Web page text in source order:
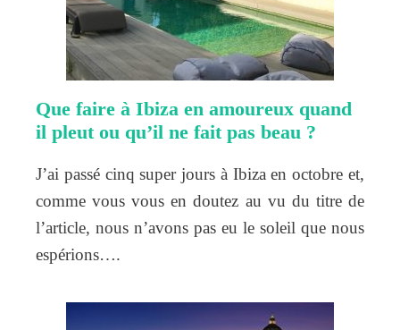
Que faire à Ibiza en amoureux quand
il pleut ou qu’il ne fait pas beau ?
J’ai passé cinq super jours à Ibiza en octobre et,
comme vous vous en doutez au vu du titre de
l’article, nous n’avons pas eu le soleil que nous
espérions….